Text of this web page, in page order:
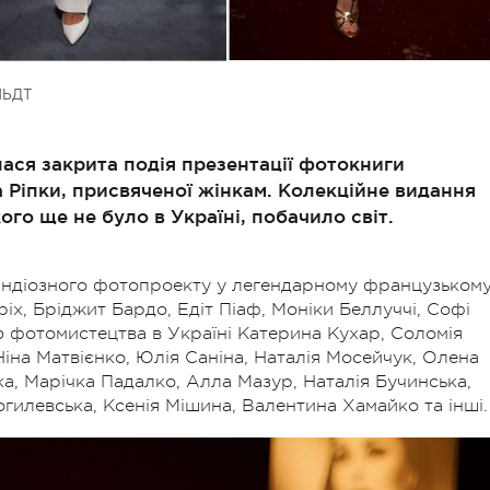
закрита подія презентації фотокниги
присвяченої жінкам. Колекційне видання
ще не було в Україні, побачило світ.
фотопроекту у легендарному
Бріджит Бардо, Едіт Піаф, Моніки Беллуччі, Софі
в Україні Катерина Кухар, Соломія
Матвієнко, Юлія Саніна, Наталія Мосейчук, Олена
Марічка Падалко, Алла Мазур, Наталія Бучинська,
Ксенія Мішина, Валентина Хамайко та інші.